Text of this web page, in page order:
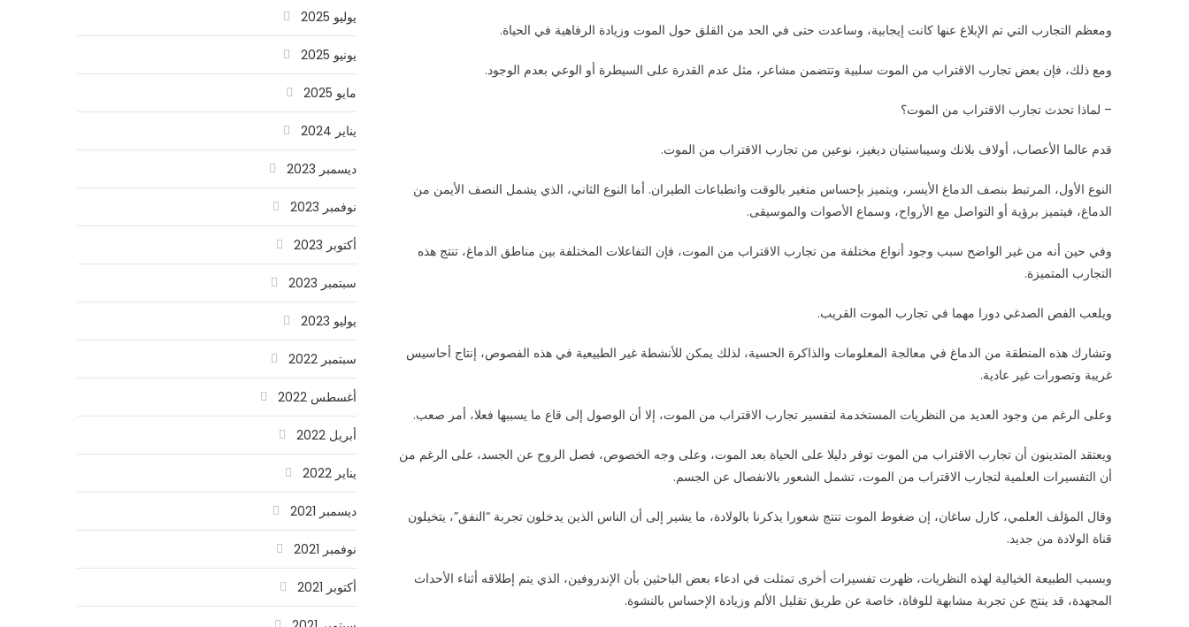
ومعظم التجارب التي تم الإبلاغ عنها كانت إيجابية، وساعدت حتى في الحد من القلق حول الموت وزيادة الرفاهية في الحياة.
ومع ذلك، فإن بعض تجارب الاقتراب من الموت سلبية وتتضمن مشاعر، مثل عدم القدرة على السيطرة أو الوعي بعدم الوجود.
– لماذا تحدث تجارب الاقتراب من الموت؟
قدم عالما الأعصاب، أولاف بلانك وسيباستيان ديغيز، نوعين من تجارب الاقتراب من الموت.
النوع الأول، المرتبط بنصف الدماغ الأيسر، ويتميز بإحساس متغير بالوقت وانطباعات الطيران. أما النوع الثاني، الذي يشمل النصف الأيمن من
الدماغ، فيتميز برؤية أو التواصل مع الأرواح، وسماع الأصوات والموسيقى.
وفي حين أنه من غير الواضح سبب وجود أنواع مختلفة من تجارب الاقتراب من الموت، فإن التفاعلات المختلفة بين مناطق الدماغ، تنتج هذه
التجارب المتميزة.
ويلعب الفص الصدغي دورا مهما في تجارب الموت القريب.
وتشارك هذه المنطقة من الدماغ في معالجة المعلومات والذاكرة الحسية، لذلك يمكن للأنشطة غير الطبيعية في هذه الفصوص، إنتاج أحاسيس
غريبة وتصورات غير عادية.
وعلى الرغم من وجود العديد من النظريات المستخدمة لتفسير تجارب الاقتراب من الموت، إلا أن الوصول إلى قاع ما يسببها فعلا، أمر صعب.
ويعتقد المتدينون أن تجارب الاقتراب من الموت توفر دليلا على الحياة بعد الموت، وعلى وجه الخصوص، فصل الروح عن الجسد، على الرغم من
أن التفسيرات العلمية لتجارب الاقتراب من الموت، تشمل الشعور بالانفصال عن الجسم.
وقال المؤلف العلمي، كارل ساغان، إن ضغوط الموت تنتج شعورا يذكرنا بالولادة، ما يشير إلى أن الناس الذين يدخلون تجربة “النفق”، يتخيلون
قناة الولادة من جديد.
وبسبب الطبيعة الخيالية لهذه النظريات، ظهرت تفسيرات أخرى تمثلت في ادعاء بعض الباحثين بأن الإندروفين، الذي يتم إطلاقه أثناء الأحداث
المجهدة، قد ينتج عن تجربة مشابهة للوفاة، خاصة عن طريق تقليل الألم وزيادة الإحساس بالنشوة.
يوليو 2025
يونيو 2025
مايو 2025
يناير 2024
ديسمبر 2023
نوفمبر 2023
أكتوبر 2023
سبتمبر 2023
يوليو 2023
سبتمبر 2022
أغسطس 2022
أبريل 2022
يناير 2022
ديسمبر 2021
نوفمبر 2021
أكتوبر 2021